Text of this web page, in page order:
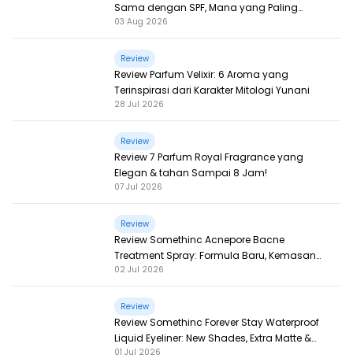
Sama dengan SPF, Mana yang Paling
Nampol?
03 Aug 2026
Review
Review Parfum Velixir: 6 Aroma yang
Terinspirasi dari Karakter Mitologi Yunani
28 Jul 2026
Review
Review 7 Parfum Royal Fragrance yang
Elegan & tahan Sampai 8 Jam!
07 Jul 2026
Review
Review Somethinc Acnepore Bacne
Treatment Spray: Formula Baru, Kemasan
Baru, Makin Ampuh!
02 Jul 2026
Review
Review Somethinc Forever Stay Waterproof
Liquid Eyeliner: New Shades, Extra Matte &
Super Pigmented!
01 Jul 2026